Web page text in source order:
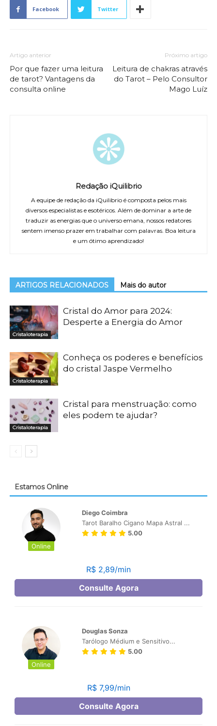
Facebook Twitter
Artigo anterior
Por que fazer uma leitura
de tarot? Vantagens da
consulta online
Próximo artigo
Leitura de chakras através
do Tarot – Pelo Consultor
Mago Luíz
Redação iQuilibrio
A equipe de redação da iQuilibrio é composta pelos mais
diversos especialistas e esotéricos. Além de dominar a arte de
traduzir as energias que o universo emana, nossos redatores
sentem imenso prazer em trabalhar com palavras. Boa leitura
e um ótimo aprendizado!
ARTIGOS RELACIONADOS Mais do autor
Cristaloterapia
Cristal do Amor para 2024:
Desperte a Energia do Amor
Cristaloterapia
Conheça os poderes e benefícios
do cristal Jaspe Vermelho
Cristaloterapia
Cristal para menstruação: como
eles podem te ajudar?
Estamos Online